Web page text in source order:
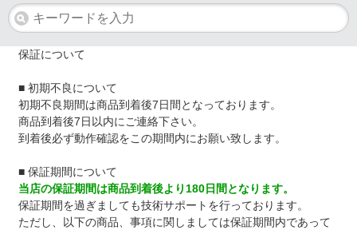
保証について
■ 初期不良について
初期不良期間は商品到着後7日間となっております。
商品到着後7日以内にご連絡下さい。
到着後必ず動作確認をこの期間内にお願い致します。
■ 保証期間について
当店の保証期間は商品到着後より180日間となります。
保証期間を過ぎましても技術サポートを行っております。
ただし、以下の商品、事項に関しましては保証期間内であって